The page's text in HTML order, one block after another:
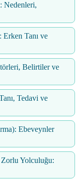
Nedenleri,
Tanı ve
Belirtiler ve
Tedavi ve
Ebeveynler
Yolculuğu: